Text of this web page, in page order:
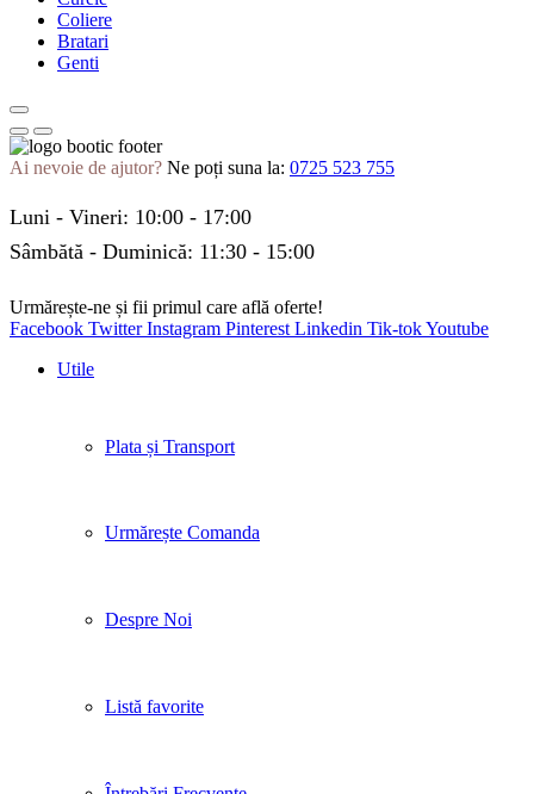
Coliere
Bratari
Genti
Ai nevoie de ajutor? Ne poți suna la: 0725 523 755
Luni - Vineri: 10:00 - 17:00
Sâmbătă - Duminică: 11:30 - 15:00
Urmărește-ne și fii primul care află oferte!
Facebook Twitter Instagram Pinterest Linkedin Tik-tokYoutube
Utile
Plata și Transport
Urmărește Comanda
Despre Noi
Listă favorite